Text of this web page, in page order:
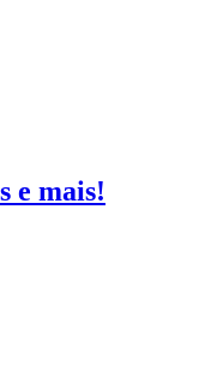
e mais!